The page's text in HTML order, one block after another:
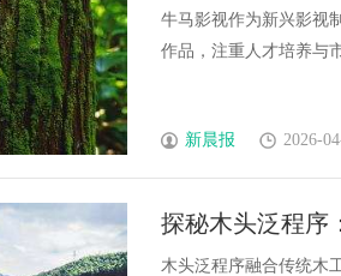
牛马影视作为新兴影视
作品，注重人才培养与
新晨报 2026-
探秘木头泛程序
木头泛程序融合传统木